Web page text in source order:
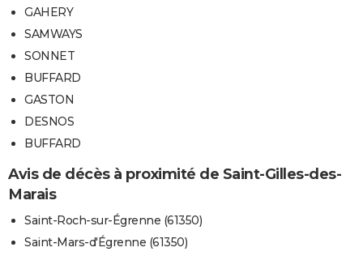
GAHERY
SAMWAYS
SONNET
BUFFARD
GASTON
DESNOS
BUFFARD
Avis de décès à proximité de Saint-Gilles-des-
Marais
Saint-Roch-sur-Égrenne (61350)
Saint-Mars-d'Égrenne (61350)